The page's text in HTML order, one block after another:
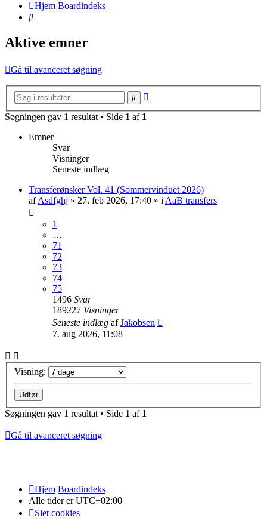
Hjem Boardindeks
Søg
Aktive emner
Gå til avanceret søgning
Søg
Søgningen gav 1 resultat • Side 1 af 1
Emner
Svar
Visninger
Seneste indlæg
Transferønsker Vol. 41 (Sommervinduet 2026)
afAsdfghj » 27. feb 2026, 17:40 » i AaB transfers
1
…
71
72
73
74
75
1496 Svar
189227 Visninger
Seneste indlæg afJakobsen
7. aug 2026, 11:08
Visning:
Søgningen gav 1 resultat • Side 1 af 1
Gå til avanceret søgning
Hjem Boardindeks
Alle tider erUTC+02:00
Slet cookies